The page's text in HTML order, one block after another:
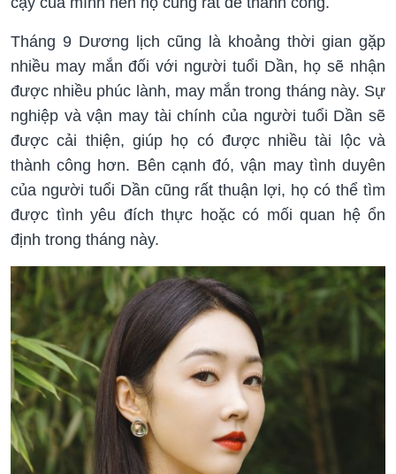
Tháng 9 Dương lịch cũng là khoảng thời gian gặp
nhiều may mắn đối với người tuổi Dần, họ sẽ nhận
được nhiều phúc lành, may mắn trong tháng này. Sự
nghiệp và vận may tài chính của người tuổi Dần sẽ
được cải thiện, giúp họ có được nhiều tài lộc và
thành công hơn. Bên cạnh đó, vận may tình duyên
của người tuổi Dần cũng rất thuận lợi, họ có thể tìm
được tình yêu đích thực hoặc có mối quan hệ ổn
định trong tháng này.